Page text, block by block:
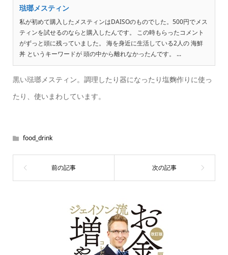
琺瑯メスティン
私が初めて購入したメスティンはDAISOのものでした。500円でメス
ティンを試せるのならと購入したんです。 この時もらったコメント
がずっと頭に残っていました。 海を身近に生活している2人の 海鮮
丼 というキーワードが 頭の中から離れなかったんです。 ...
黒い琺瑯メスティン。調理したり器になったり塩麴作りに使っ
たり、使いまわしています。
food_drink